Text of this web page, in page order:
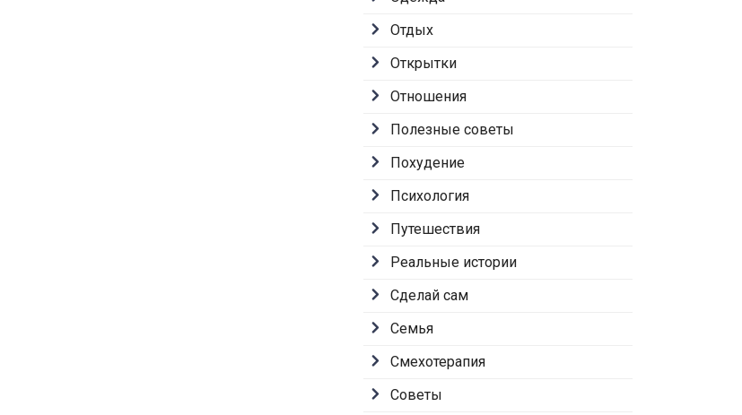
Отдых
Открытки
Отношения
Полезные советы
Похудение
Психология
Путешествия
Реальные истории
Сделай сам
Семья
Смехотерапия
Советы